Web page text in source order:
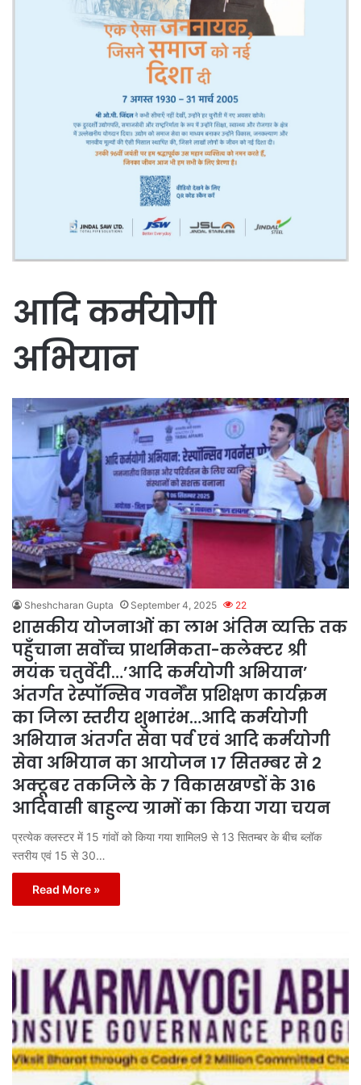
आदि कर्मयोगी
अभियान
Sheshcharan Gupta September 4, 2025 22
शासकीय योजनाओं का लाभ अंतिम व्यक्ति तक
पहुँचाना सर्वोच्च प्राथमिकता-कलेक्टर श्री
मयंक चतुर्वेदी…’आदि कर्मयोगी अभियान’
अंतर्गत रेस्पॉन्सिव गवर्नेंस प्रशिक्षण कार्यक्रम
का जिला स्तरीय शुभारंभ…आदि कर्मयोगी
अभियान अंतर्गत सेवा पर्व एवं आदि कर्मयोगी
सेवा अभियान का आयोजन 17 सितम्बर से 2
अक्टूबर तकजिले के 7 विकासखण्डों के 316
आदिवासी बाहुल्य ग्रामों का किया गया चयन
प्रत्येक क्लस्टर में 15 गांवों को किया गया शामिल9 से 13 सितम्बर के बीच ब्लॉक
स्तरीय एवं 15 से 30…
Read More »